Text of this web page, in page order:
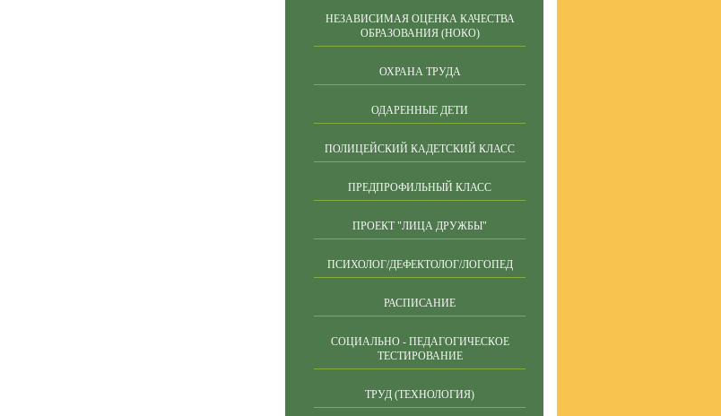
НЕЗАВИСИМАЯ ОЦЕНКА КАЧЕСТВА
ОБРАЗОВАНИЯ (НОКО)
ОХРАНА ТРУДА
ОДАРЕННЫЕ ДЕТИ
ПОЛИЦЕЙСКИЙ КАДЕТСКИЙ КЛАСС
ПРЕДПРОФИЛЬНЫЙ КЛАСС
ПРОЕКТ "ЛИЦА ДРУЖБЫ"
ПСИХОЛОГ/ДЕФЕКТОЛОГ/ЛОГОПЕД
РАСПИСАНИЕ
СОЦИАЛЬНО - ПЕДАГОГИЧЕСКОЕ
ТЕСТИРОВАНИЕ
ТРУД (ТЕХНОЛОГИЯ)